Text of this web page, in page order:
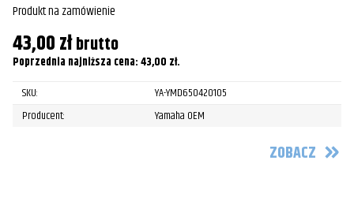
Produkt na zamówienie
43,00złbrutto
Poprzednia najniższa cena:43,00 zł.
SKU:
YA-YMD650420105
Producent:
Yamaha OEM
ZOBACZ